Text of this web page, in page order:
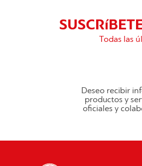
Todas las
Deseo recibir
productos y
oficiales y